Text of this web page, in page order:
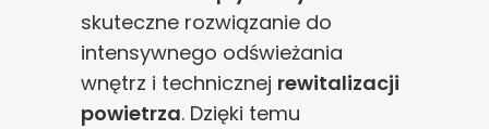
skuteczne rozwiązanie do
intensywnego odświeżania
wnętrz i technicznej rewitalizacji
powietrza. Dzięki temu